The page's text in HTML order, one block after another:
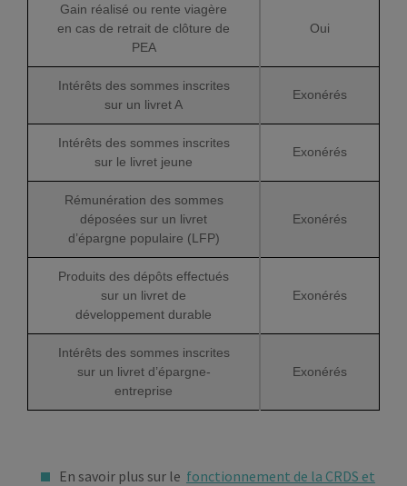
Gain réalisé ou rente viagère
en cas de retrait de clôture de
PEA
Oui
Intérêts des sommes inscrites
sur un livret A
Exonérés
Intérêts des sommes inscrites
sur le livret jeune
Exonérés
Rémunération des sommes
déposées sur un livret
d’épargne populaire (LFP)
Exonérés
Produits des dépôts effectués
sur un livret de
développement durable
Exonérés
Intérêts des sommes inscrites
sur un livret d’épargne-
entreprise
Exonérés
En savoir plus sur le fonctionnement de la CRDS et